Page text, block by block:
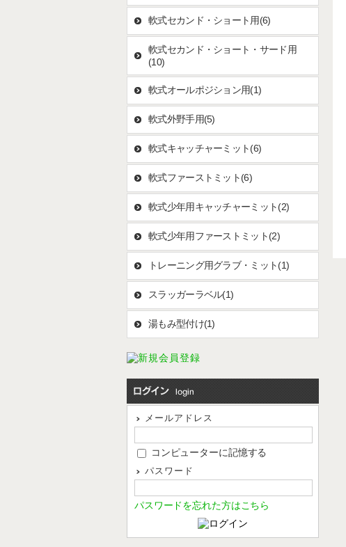
軟式セカンド・ショート用(6)
軟式セカンド・ショート・サード用
(10)
軟式オールポジション用(1)
軟式外野手用(5)
軟式キャッチャーミット(6)
軟式ファーストミット(6)
軟式少年用キャッチャーミット(2)
軟式少年用ファーストミット(2)
トレーニング用グラブ・ミット(1)
スラッガーラベル(1)
湯もみ型付け(1)
メールアドレス
コンピューターに記憶する
パスワード
パスワードを忘れた方はこちら